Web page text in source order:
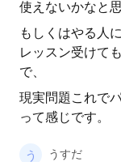
使えないかなと
もしくはやる人
レッスン受けて
で、
現実問題これで
って感じです。
うすだ